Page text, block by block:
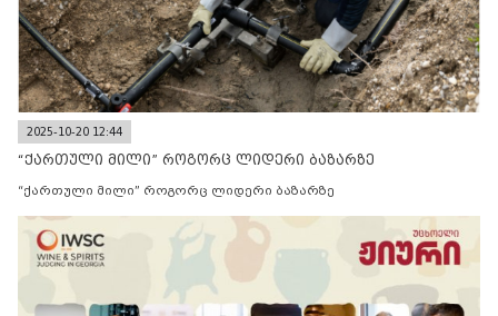
2025-10-20 12:44
“ქართული მილი” როგორც ლიდერი ბაზარზე
“ქართული მილი” როგორც ლიდერი ბაზარზე